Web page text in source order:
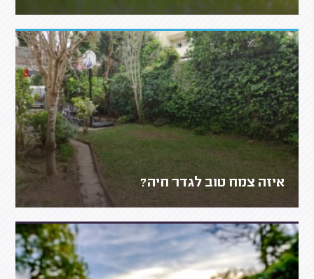
איזה צמח טוב לגדר חיה?